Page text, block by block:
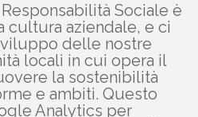
Sociale è
cultura aziendale, e ci
delle nostre
locali in cui opera il
la sostenibilità
e ambiti. Questo
Analytics per